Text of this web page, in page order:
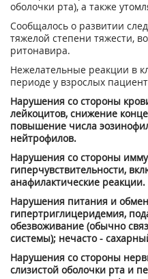
оболочки рта), а также
Сообщалось о развитии
тяжелой степени тяжести,
ритонавира.
Нежелательные реакции в
периоде у взрослых
Нарушения со стороны
лейкоцитов, снижение
повышение числа
нейтрофилов.
Нарушения со стороны
гиперчувствительности,
анафилактические реакции.
Нарушения питания и
гипертриглицеридемия,
обезвоживание (обычно
системы); нечасто -
Нарушения со стороны
слизистой оболочки рта и